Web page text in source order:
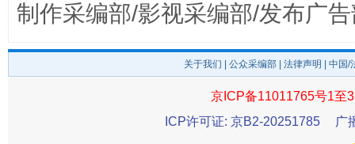
制作采编部/影视采编部/发布广
关于我们 公众采编部 法律声明 | 中国
京ICP备11011765号1至
ICP许可证: 京B2-20251785
广